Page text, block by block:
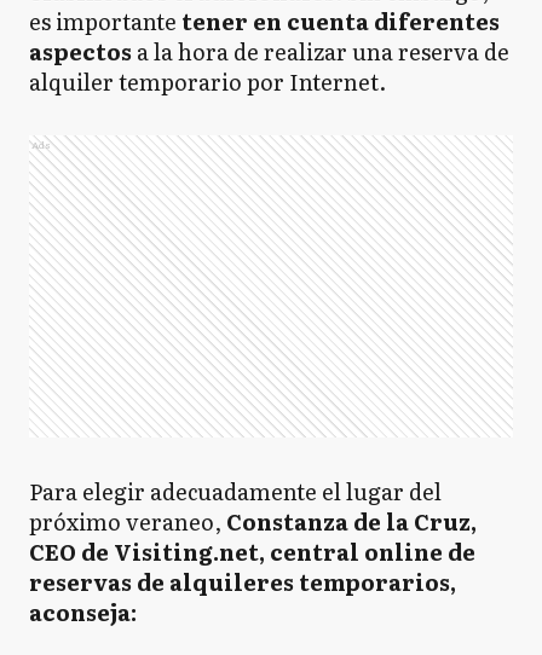
es importante tener en cuenta diferentes
aspectos a la hora de realizar una reserva de
alquiler temporario por Internet.
Ads
Para elegir adecuadamente el lugar del
próximo veraneo, Constanza de la Cruz,
CEO de Visiting.net, central online de
reservas de alquileres temporarios,
aconseja: